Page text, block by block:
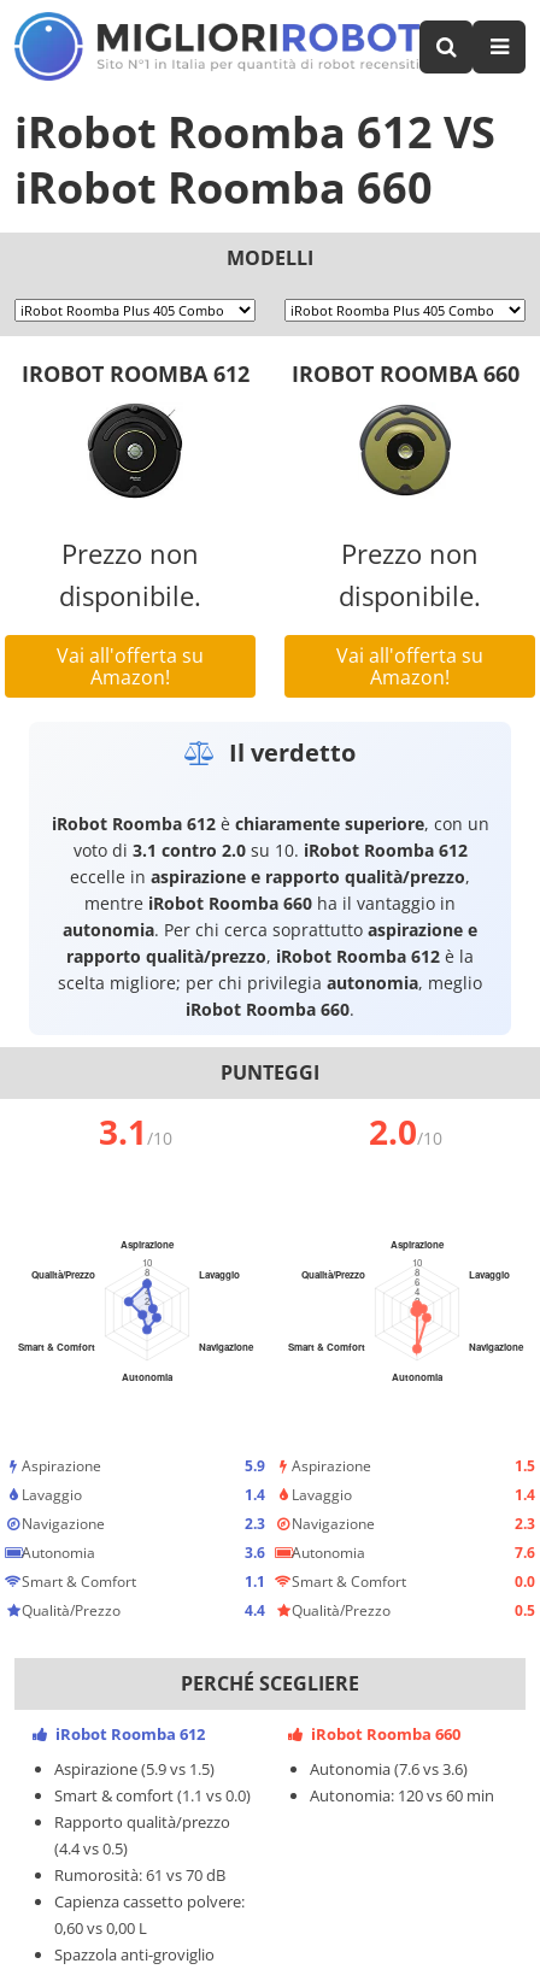
iRobot Roomba 612 VS
iRobot Roomba 660
MODELLI
IROBOT ROOMBA 612 IROBOT ROOMBA 660
Prezzo non
disponibile.
Vai all'offerta su
Amazon!
Prezzo non
disponibile.
Vai all'offerta su
Amazon!
Il verdetto
iRobot Roomba 612è chiaramente superiore, con un
voto di 3.1 contro 2.0su 10. iRobot Roomba 612
eccelle in aspirazione e rapporto qualità/prezzo,
mentre iRobot Roomba 660 ha il vantaggio in
autonomia. Per chi cerca soprattutto aspirazione e
rapporto qualità/prezzo, iRobot Roomba 612 è la
scelta migliore; per chi privilegia autonomia, meglio
iRobot Roomba 660.
PUNTEGGI
3.1 /10 2.0/10
Aspirazione
5.9
Lavaggio
1.4
Navigazione
2.3
Autonomia
3.6
Smart & Comfort
1.1
Qualità/Prezzo
4.4
Aspirazione
1.5
Lavaggio
1.4
Navigazione
2.3
Autonomia
7.6
Smart & Comfort
0.0
Qualità/Prezzo
0.5
PERCHÉ SCEGLIERE
iRobot Roomba 612
Aspirazione (5.9 vs 1.5)
Smart & comfort (1.1 vs 0.0)
Rapporto qualità/prezzo
(4.4 vs 0.5)
Rumorosità: 61 vs 70 dB
Capienza cassetto polvere:
0,60 vs 0,00 L
Spazzola anti-groviglio
iRobot Roomba 660
Autonomia (7.6 vs 3.6)
Autonomia: 120 vs 60 min